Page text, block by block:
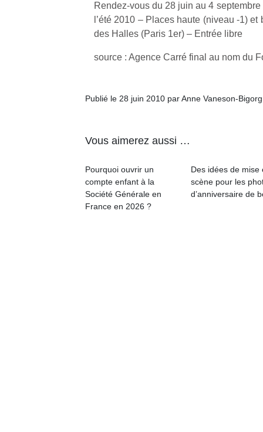
Rendez-vous du 28 juin au 4
l’été 2010 – Places haute (niveau -1)
des Halles (Paris 1er) – Entrée libre
source : Agence Carré final au nom du
Publié le 28 juin 2010 par Anne Vaneson-
Vous aimerez aussi …
Pourquoi ouvrir un
compte enfant à la
Société Générale en
France en 2026 ?
Des idées de mise
scène pour les
d’anniversaire de